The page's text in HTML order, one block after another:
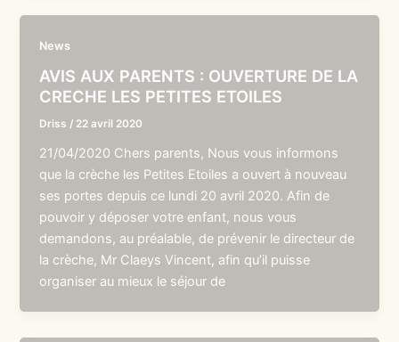
News
AVIS AUX PARENTS : OUVERTURE DE LA
CRECHE LES PETITES ETOILES
Driss / 22 avril 2020
21/04/2020 Chers parents, Nous vous informons
que la crèche les Petites Etoiles a ouvert à nouveau
ses portes depuis ce lundi 20 avril 2020. Afin de
pouvoir y déposer votre enfant, nous vous
demandons, au préalable, de prévenir le directeur de
la crèche, Mr Claeys Vincent, afin qu’il puisse
organiser au mieux le séjour de